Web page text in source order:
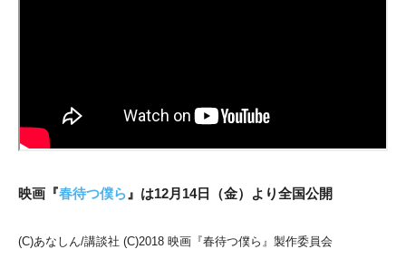
映画『春待つ僕ら 』は12月14日（金）より全国公開
(C)あなしん/講談社 (C)2018 映画『春待つ僕ら』製作委員会